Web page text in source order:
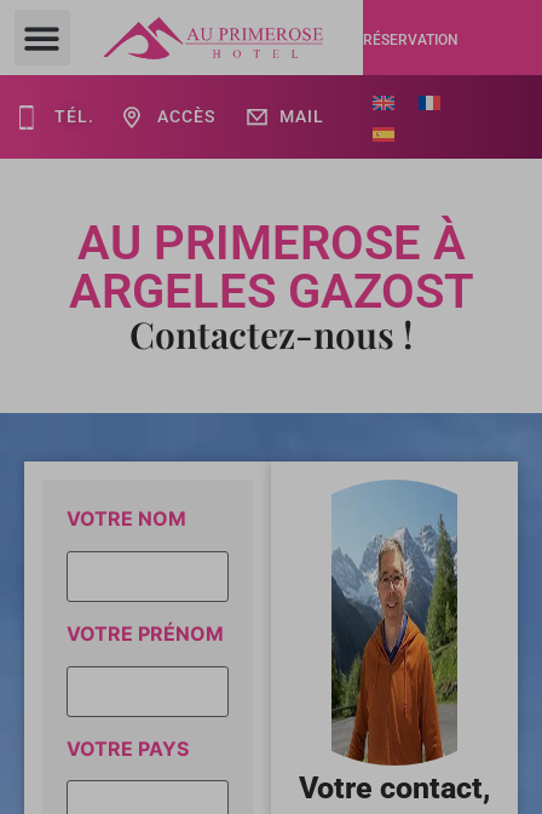
RÉSERVATION
TÉL. ACCÈS MAIL
AU PRIMEROSE À
ARGELES GAZOST
Contactez-nous !
VOTRE NOM
VOTRE PRÉNOM
VOTRE PAYS
Votre contact,